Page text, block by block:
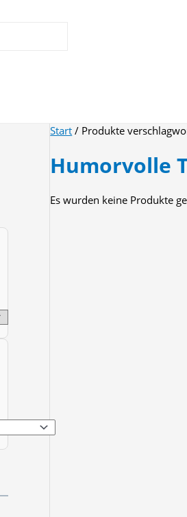
Start / Produkte
Humorvolle
Es wurden keine Produkte